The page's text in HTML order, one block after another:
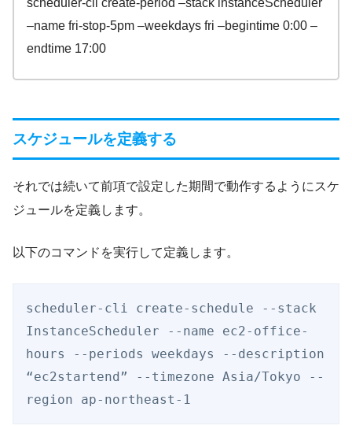
scheduler-cli create-period –stack instanceScheduler
–name fri-stop-5pm –weekdays fri –begintime 0:00 –
endtime 17:00
スケジュールを定義する
それでは続いて前項で設定した期間で動作するようにスケ
ジュールを定義します。
以下のコマンドを実行して定義します。
scheduler-cli create-schedule --stack
InstanceScheduler --name ec2-office-
hours --periods weekdays --description
“ec2startend” --timezone Asia/Tokyo --
region ap-northeast-1